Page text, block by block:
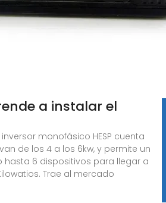
a instalar el
inversor monofásico HESP cuenta
de los 4 a los 6kw, y permite un
hasta 6 dispositivos para llegar a
Trae al mercado